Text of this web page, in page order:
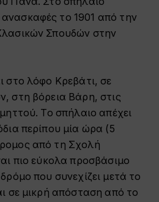
το 1901 από την
Σπουδών στην
στο λόφο Κρεβάτι, σε
στη βόρεια Βάρη, στις
Το σπήλαιο απέχει
περίπου μία ώρα (5
από τη Σχολή
πιο εύκολα προσβάσιμο
που συνεχίζει μετά το
σε μικρή απόσταση από το